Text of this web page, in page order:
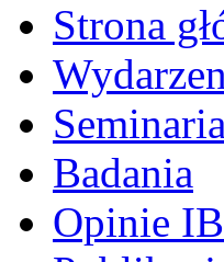
Strona
Badania
Opinie